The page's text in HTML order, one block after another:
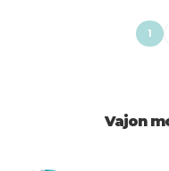
1
Vajon